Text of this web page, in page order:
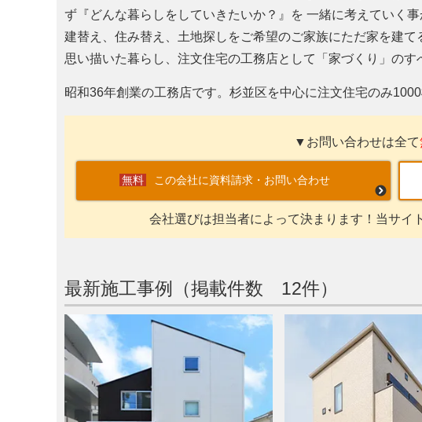
ず『どんな暮らしをしていきたいか？』を 一緒に考えていく事
建替え、住み替え、土地探しをご希望のご家族にただ家を建
思い描いた暮らし、注文住宅の工務店として「家づくり」のす
昭和36年創業の工務店です。杉並区を中心に注文住宅のみ
▼お問い合わせは全て
この会社に資料請求・お問い合わせ
会社選びは担当者によって決まります！当サイ
最新施工事例（掲載件数 12件）